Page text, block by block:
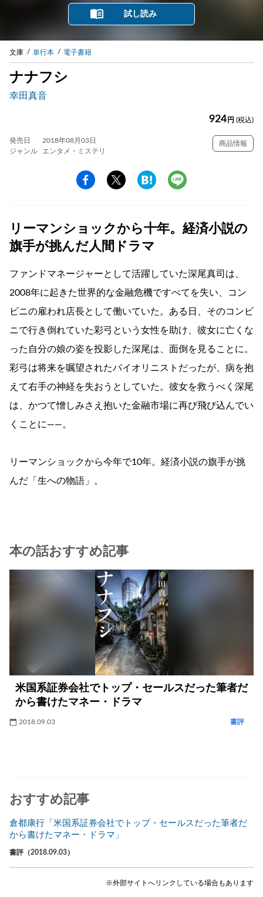
試し読み
文庫 単行本 電子書籍
ナナフシ
幸田真音
924 円 (税込)
発売日
2018年08月03日
ジャンル
エンタメ・ミステリ
商品情報
リーマンショックから十年。経済小説の
旗手が挑んだ人間ドラマ
ファンドマネージャーとして活躍していた深尾真司は、
2008年に起きた世界的な金融危機ですべてを失い、コン
ビニの雇われ店長として働いていた。ある日、そのコンビ
ニで行き倒れていた彩弓という女性を助け、彼女に亡くな
った自分の娘の姿を投影した深尾は、面倒を見ることに。
彩弓は将来を嘱望されたバイオリニストだったが、病を抱
えて右手の神経を失おうとしていた。彼女を救うべく深尾
は、かつて憎しみさえ抱いた金融市場に再び飛び込んでい
くことに――。
リーマンショックから今年で10年。経済小説の旗手が挑
んだ「生への物語」。
本の話おすすめ記事
米国系証券会社でトップ・セールスだった筆者だ
から書けたマネー・ドラマ
2018.09.03 書評
おすすめ記事
倉都康行「米国系証券会社でトップ・セールスだった筆者だ
から書けたマネー・ドラマ」
書評（2018.09.03）
※外部サイトへリンクしている場合もあります